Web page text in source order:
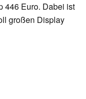
446 Euro. Dabei ist
großen Display